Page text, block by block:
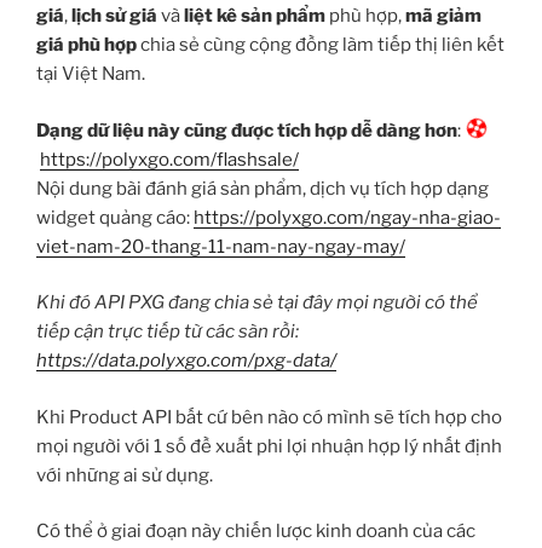
giá,lịch sử giá vàliệt kê sản phẩm phù hợp,mã giảm
giá phù hợpchia sẻ cùng cộng đồng làm tiếp thị liên kết
tại Việt Nam.
Dạng dữ liệu này cũng được tích hợp dễ dàng hơn:
https://polyxgo.com/flashsale/
Nội dung bài đánh giá sản phẩm, dịch vụ tích hợp dạng
widget quảng cáo: https://polyxgo.com/ngay-nha-giao-
viet-nam-20-thang-11-nam-nay-ngay-may/
Khi đó API PXG đang chia sẻ tại đây mọi người có thể
tiếp cận trực tiếp từ các sàn rồi:
https://data.polyxgo.com/pxg-data/
Khi Product API bất cứ bên nào có mình sẽ tích hợp cho
mọi người với 1 số đề xuất phi lợi nhuận hợp lý nhất định
với những ai sử dụng.
Có thể ở giai đoạn này chiến lược kinh doanh của các